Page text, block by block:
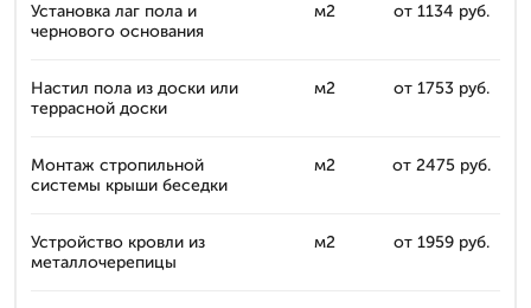
Установка лаг пола и
чернового основания
м2 от 1134 руб.
Настил пола из доски или
террасной доски
м2 от 1753 руб.
Монтаж стропильной
системы крыши беседки
м2 от 2475 руб.
Устройство кровли из
металлочерепицы
м2 от 1959 руб.